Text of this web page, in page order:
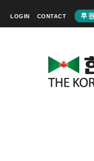
LOGIN CONTACT 후원